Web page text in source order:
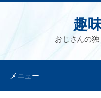
趣
= おじさんの
メニュー